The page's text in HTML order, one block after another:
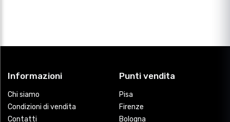
Informazioni
Chi siamo
Condizioni di vendita
Contatti
Punti vendita
Pisa
Firenze
Bologna